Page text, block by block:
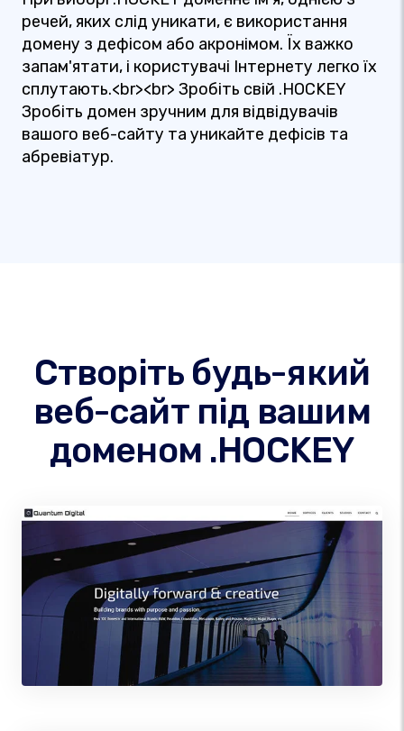
речей, яких слід уникати, є використання
домену з дефісом або акронімом. Їх важко
запам'ятати, і користувачі Інтернету легко їх
сплутають.<br><br> Зробіть свій .HOCKEY
Зробіть домен зручним для відвідувачів
вашого веб-сайту та уникайте дефісів та
абревіатур.
Створіть будь-який
веб-сайт під вашим
доменом .HOCKEY